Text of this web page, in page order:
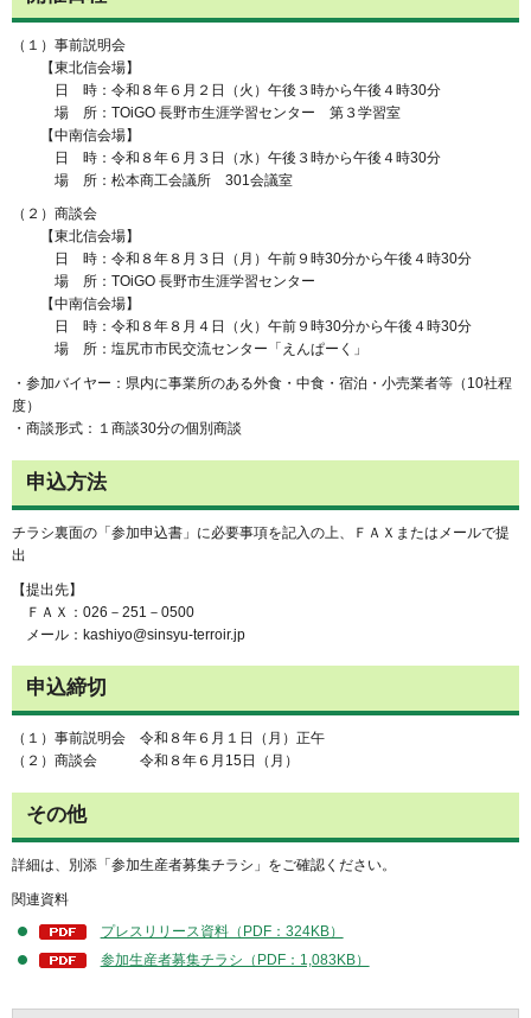
（１）事前説明会
【東北信会場】
日 時：令和８年６月２日（火）午後３時から午後４時30分
場 所：TOiGO 長野市生涯学習センター 第３学習室
【中南信会場】
日 時：令和８年６月３日（水）午後３時から午後４時30分
場 所：松本商工会議所 301会議室
（２）商談会
【東北信会場】
日 時：令和８年８月３日（月）午前９時30分から午後４時30分
場 所：TOiGO 長野市生涯学習センター
【中南信会場】
日 時：令和８年８月４日（火）午前９時30分から午後４時30分
場 所：塩尻市市民交流センター「えんぱーく」
・参加バイヤー：県内に事業所のある外食・中食・宿泊・小売業者等（10社程
度）
・商談形式：１商談30分の個別商談
申込方法
チラシ裏面の「参加申込書」に必要事項を記入の上、ＦＡＸまたはメールで提
出
【提出先】
ＦＡＸ：026－251－0500
メール：kashiyo@sinsyu-terroir.jp
申込締切
（１）事前説明会 令和８年６月１日（月）正午
（２）商談会 令和８年６月15日（月）
その他
詳細は、別添「参加生産者募集チラシ」をご確認ください。
関連資料
プレスリリース資料（PDF：324KB）
参加生産者募集チラシ（PDF：1,083KB）